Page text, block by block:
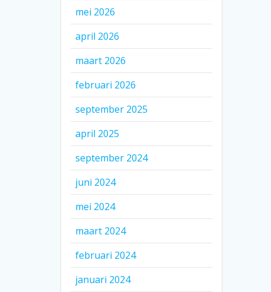
mei 2026
april 2026
maart 2026
februari 2026
september 2025
april 2025
september 2024
juni 2024
mei 2024
maart 2024
februari 2024
januari 2024